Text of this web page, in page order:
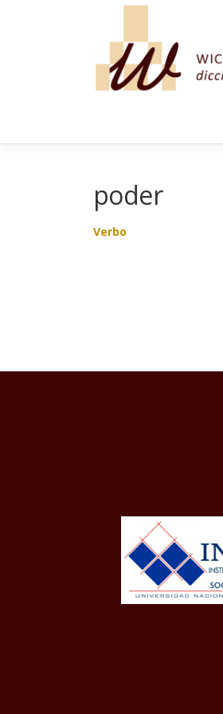
poder
Verbo